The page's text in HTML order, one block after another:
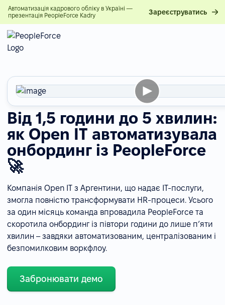
Автоматизація кадрового обліку в Україні —
презентація PeopleForce Kadry
Зареєструватись
Від 1,5 години до 5 хвилин:
як Open IT автоматизувала
онбординг із PeopleForce
🚀
Компанія Open IT з Аргентини, що надає IT-послуги,
змогла повністю трансформувати HR-процеси. Усього
за один місяць команда впровадила PeopleForce та
скоротила онбординг із півтори години до лише п’яти
хвилин – завдяки автоматизованим, централізованим і
безпомилковим воркфлоу.
Забронювати демо